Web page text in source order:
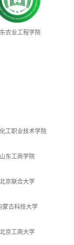
农业工程学院
工职业技术学院
山东工商学院
北京联合大学
蒙古科技大学
北京工商大学